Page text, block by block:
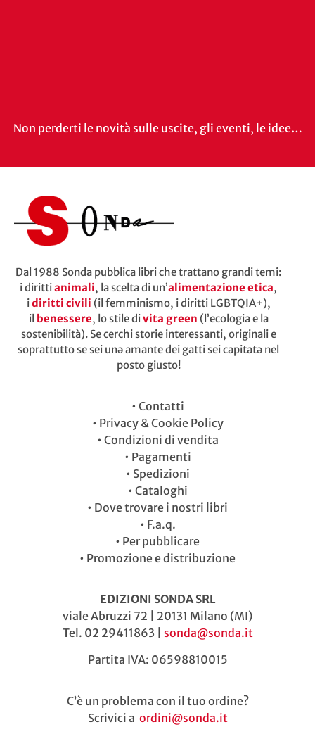
Non perderti le novità sulle uscite, gli eventi, le idee…
Dal 1988 Sonda pubblica libri che trattano grandi temi:
i dirittianimali, la scelta di un’alimentazione etica,
idiritti civili (il femminismo, i diritti LGBTQIA+),
il benessere, lo stile divita green (l’ecologia e la
sostenibilità). Se cerchi storie interessanti, originali e
soprattutto se sei unə amante dei gatti sei capitatə nel
posto giusto!
• Contatti
• Privacy & Cookie Policy
• Condizioni di vendita
• Pagamenti
• Spedizioni
• Cataloghi
• Dove trovare i nostri libri
• F.a.q.
• Per pubblicare
• Promozione e distribuzione
EDIZIONI SONDA SRL
viale Abruzzi 72 | 20131 Milano (MI)
Tel. 02 29411863 | sonda@sonda.it
Partita IVA: 06598810015
C’è un problema con il tuo ordine?
Scrivici a ordini@sonda.it